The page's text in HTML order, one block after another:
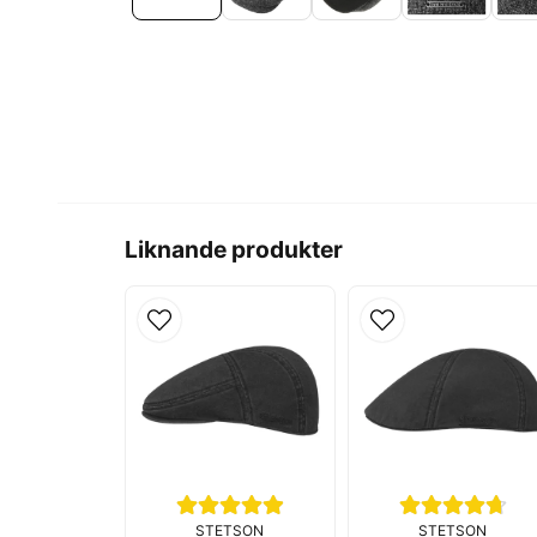
Liknande produkter
STETSON STETSON